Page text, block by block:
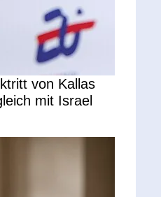
von Kallas
mit Israel